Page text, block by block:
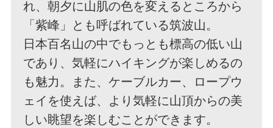
れ、朝夕に山肌の色を変えるところから
「紫峰」とも呼ばれている筑波山。
日本百名山の中でもっとも標高の低い山
であり、気軽にハイキングが楽しめるの
も魅力。また、ケーブルカー、ロープウ
ェイを使えば、より気軽に山頂からの美
しい眺望を楽しむことができます。